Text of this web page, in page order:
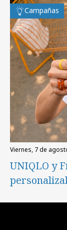
Campañas
viernes, 7 de
UNIQLO y